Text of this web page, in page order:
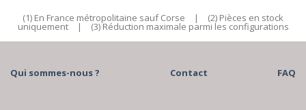
(1) En France métropolitaine sauf Corse | (2) Pièces en stock
uniquement | (3) Réduction maximale parmi les configurations
Qui sommes-nous ? Contact FAQ